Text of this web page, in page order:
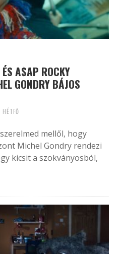
A$AP ROCKY
GONDRY BÁJOS
mellől, hogy
Michel Gondry rendezi
kicsit a szokványosból,